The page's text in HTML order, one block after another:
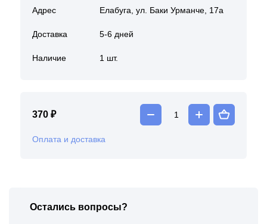
Адрес Елабуга, ул. Баки Урманче, 17а
Доставка 5-6 дней
Наличие 1 шт.
370 ₽
Оплата и доставка
Остались вопросы?